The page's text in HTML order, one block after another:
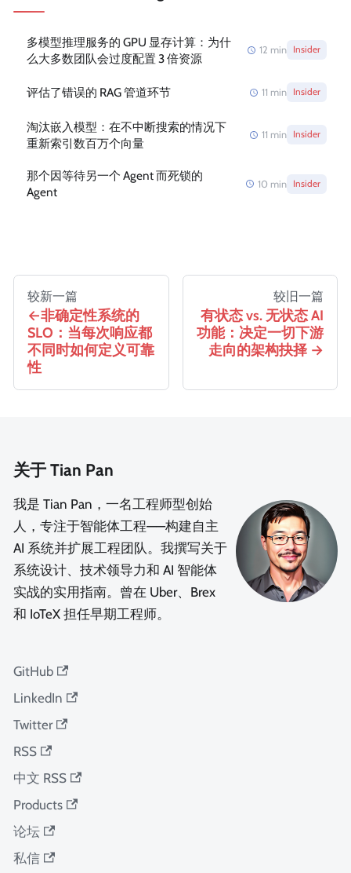
多模型推理服务的 GPU 显存计算：为什
么大多数团队会过度配置 3 倍资源
12 min Insider
评估了错误的 RAG 管道环节 11 min Insider
淘汰嵌入模型：在不中断搜索的情况下
重新索引数百万个向量
11 min Insider
那个因等待另一个 Agent 而死锁的
Agent
10 min Insider
较新一篇
非确定性系统的
SLO：当每次响应都
不同时如何定义可靠
性
较旧一篇
有状态 vs. 无状态 AI
功能：决定一切下游
走向的架构抉择
关于 Tian Pan
我是 Tian Pan，一名工程师型创始
人，专注于智能体工程——构建自主
AI 系统并扩展工程团队。我撰写关于
系统设计、技术领导力和 AI 智能体
实战的实用指南。曾在 Uber、Brex
和 IoTeX 担任早期工程师。
GitHub
LinkedIn
Twitter
RSS
中文 RSS
Products
论坛
私信